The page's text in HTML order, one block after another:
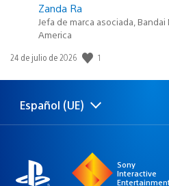
Zanda Ra
Jefa de marca asociada,
America
Fecha
publicación:
24 de julio de 2026 1
Selecciona
Región
Español (UE)
Sony
Interactive